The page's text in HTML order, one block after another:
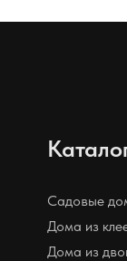
Дома из
Дома из
Садовые